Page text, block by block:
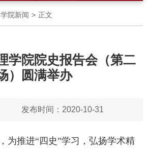
学院新闻 > 正文
学院院史报告会（第二
）圆满举办
发布时间：2020-10-31
为推进“四史”学习，弘扬学术精